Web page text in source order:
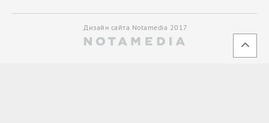
Дизайн сайта Notamedia 2017